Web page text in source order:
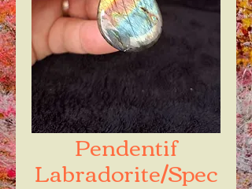
Pendentif
Labradorite/Spec